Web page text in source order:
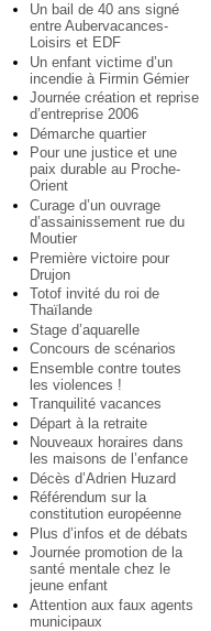
Un bail de 40 ans signé
entre Aubervacances-
Loisirs et EDF
Un enfant victime d’un
incendie à Firmin Gémier
Journée création et reprise
d’entreprise 2006
Démarche quartier
Pour une justice et une
paix durable au Proche-
Orient
Curage d’un ouvrage
d’assainissement rue du
Moutier
Première victoire pour
Drujon
Totof invité du roi de
Thaïlande
Stage d’aquarelle
Concours de scénarios
Ensemble contre toutes
les violences !
Tranquilité vacances
Départ à la retraite
Nouveaux horaires dans
les maisons de l’enfance
Décès d’Adrien Huzard
Référendum sur la
constitution européenne
Plus d’infos et de débats
Journée promotion de la
santé mentale chez le
jeune enfant
Attention aux faux agents
municipaux